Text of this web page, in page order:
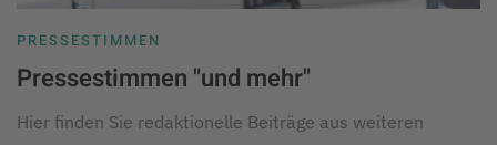
PRESSESTIMMEN
Pressestimmen "und mehr"
Hier finden Sie redaktionelle Beiträge aus weiteren